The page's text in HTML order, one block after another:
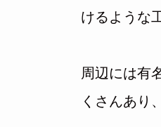
けるような
周辺には有
くさんあり